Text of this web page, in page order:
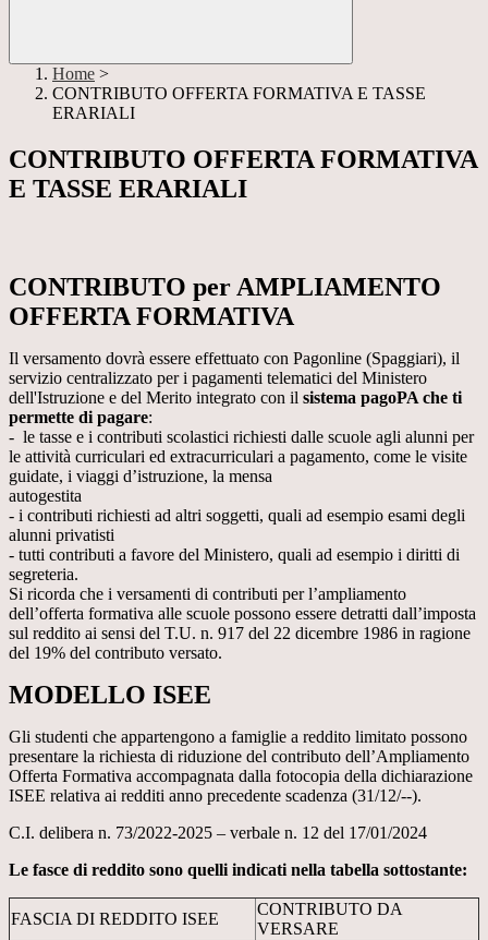
Home >
CONTRIBUTO OFFERTA FORMATIVA E TASSE
ERARIALI
CONTRIBUTO OFFERTA FORMATIVA
E TASSE ERARIALI
CONTRIBUTO per AMPLIAMENTO
OFFERTA FORMATIVA
Il versamento dovrà essere effettuato con Pagonline (Spaggiari), il
servizio centralizzato per i pagamenti telematici del Ministero
dell'Istruzione e del Merito integrato con il sistema pagoPA che ti
permette di pagare:
- le tasse e i contributi scolastici richiesti dalle scuole agli alunni per
le attività curriculari ed extracurriculari a pagamento, come le visite
guidate, i viaggi d’istruzione, la mensa
autogestita
- i contributi richiesti ad altri soggetti, quali ad esempio esami degli
alunni privatisti
- tutti contributi a favore del Ministero, quali ad esempio i diritti di
segreteria.
Si ricorda che i versamenti di contributi per l’ampliamento
dell’offerta formativa alle scuole possono essere detratti dall’imposta
sul reddito ai sensi del T.U. n. 917 del 22 dicembre 1986 in ragione
del 19% del contributo versato.
MODELLO ISEE
Gli studenti che appartengono a famiglie a reddito limitato possono
presentare la richiesta di riduzione del contributo dell’Ampliamento
Offerta Formativa accompagnata dalla fotocopia della dichiarazione
ISEE relativa ai redditi anno precedente scadenza (31/12/--).
C.I. delibera n. 73/2022-2025 – verbale n. 12 del 17/01/2024
Le fasce di reddito sono quelli indicati nella tabella sottostante:
FASCIA DI REDDITO ISEE
CONTRIBUTO DA
VERSARE